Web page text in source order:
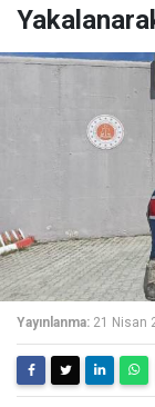
Yayınlanma: 21 Nisan